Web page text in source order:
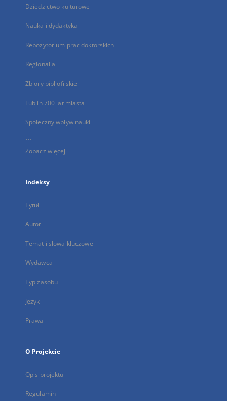
Dziedzictwo kulturowe
Nauka i dydaktyka
Repozytorium prac doktorskich
Regionalia
Zbiory bibliofilskie
Lublin 700 lat miasta
Społeczny wpływ nauki
...
Zobacz więcej
Indeksy
Tytuł
Autor
Temat i słowa kluczowe
Wydawca
Typ zasobu
Język
Prawa
O Projekcie
Opis projektu
Regulamin